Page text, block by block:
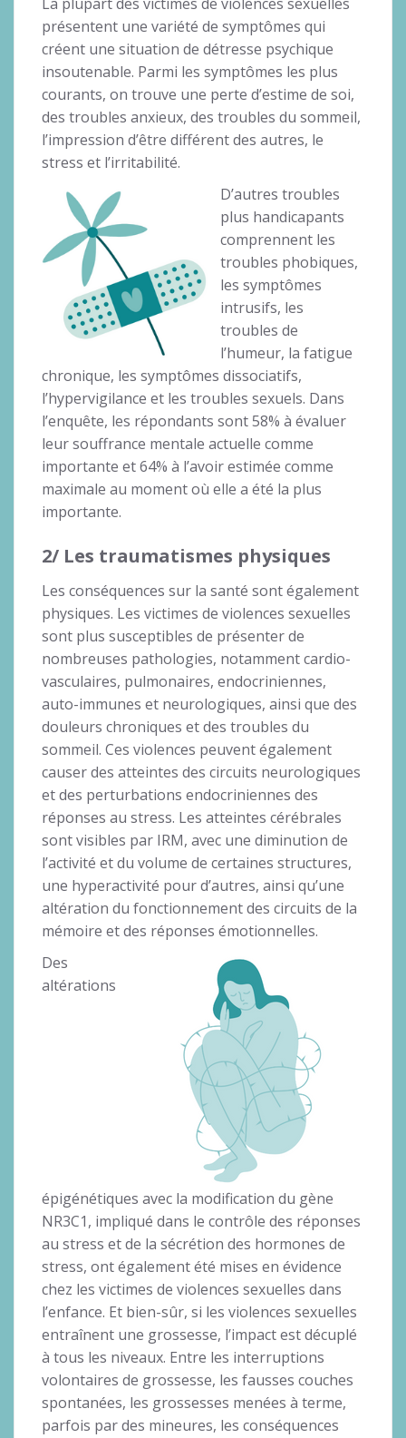
présentent une variété de symptômes qui
créent une situation de détresse psychique
insoutenable. Parmi les symptômes les plus
courants, on trouve une perte d’estime de soi,
des troubles anxieux, des troubles du sommeil,
l’impression d’être différent des autres, le
stress et l’irritabilité.
D’autres troubles
plus handicapants
comprennent les
troubles phobiques,
les symptômes
intrusifs, les
troubles de
l’humeur, la fatigue
chronique, les symptômes dissociatifs,
l’hypervigilance et les troubles sexuels. Dans
l’enquête, les répondants sont 58% à évaluer
leur souffrance mentale actuelle comme
importante et 64% à l’avoir estimée comme
maximale au moment où elle a été la plus
importante.
2/ Les traumatismes physiques
Les conséquences sur la santé sont également
physiques. Les victimes de violences sexuelles
sont plus susceptibles de présenter de
nombreuses pathologies, notamment cardio-
vasculaires, pulmonaires, endocriniennes,
auto-immunes et neurologiques, ainsi que des
douleurs chroniques et des troubles du
sommeil. Ces violences peuvent également
causer des atteintes des circuits neurologiques
et des perturbations endocriniennes des
réponses au stress. Les atteintes cérébrales
sont visibles par IRM, avec une diminution de
l’activité et du volume de certaines structures,
une hyperactivité pour d’autres, ainsi qu’une
altération du fonctionnement des circuits de la
mémoire et des réponses émotionnelles.
Des
altérations
épigénétiques avec la modification du gène
NR3C1, impliqué dans le contrôle des réponses
au stress et de la sécrétion des hormones de
stress, ont également été mises en évidence
chez les victimes de violences sexuelles dans
l’enfance. Et bien-sûr, si les violences sexuelles
entraînent une grossesse, l’impact est décuplé
à tous les niveaux. Entre les interruptions
volontaires de grossesse, les fausses couches
spontanées, les grossesses menées à terme,
parfois par des mineures, les conséquences